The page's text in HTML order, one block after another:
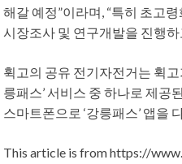
해갈 예정”이라며, “특히 초고
시장조사 및 연구개발을 진행
휙고의 공유 전기자전거는 휙
릉패스’ 서비스 중 하나로 제공
스마트폰으로 ‘강릉패스’ 앱을
This article is from https://